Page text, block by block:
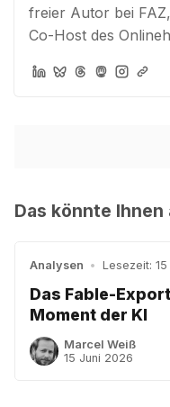
freier Autor bei
Co-Host des
Das könnte
Analysen • Lesezeit: 15
Das Fable-
Moment der KI
Marcel Weiß
15 Juni 2026